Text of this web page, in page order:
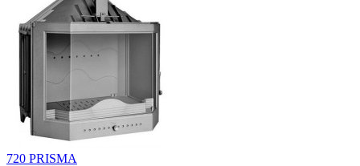
720 PRISMA